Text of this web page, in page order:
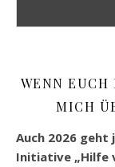
WENN EUCH
MICH
Auch 2026
Initiative „Hilfe